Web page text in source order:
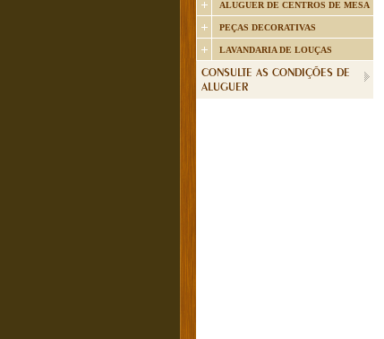
ALUGUER DE CENTROS DE MESA
PEÇAS DECORATIVAS
LAVANDARIA DE LOUÇAS
CONSULTE AS CONDIÇÕES DE
ALUGUER